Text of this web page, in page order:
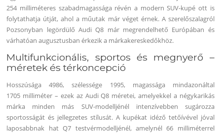
254 milliméteres szabadmagassága révén a modern SUV-kupé ott is
folytathatja útját, ahol a műutak már véget érnek. A szerelőszalagról
Pozsonyban legördülő Audi Q8 már megrendelhető Európában és
várhatóan augusztusban érkezik a márkakereskedőkhöz.
Multifunkcionális, sportos és megnyerő –
méretek és térkoncepció
Hosszúsága 4986, szélessége 1995, magassága mindazonáltal
1705 milliméter – ezek az Audi Q8 méretei, amelyekkel a négykarikás
márka minden más SUV-modelljénél intenzívebben sugározza
sportosságát és jellegzetes stílusát. A kupékat idéző tetőívével jóval
laposabbnak hat Q7 testvérmodelljénél, amelynél 66 milliméterrel